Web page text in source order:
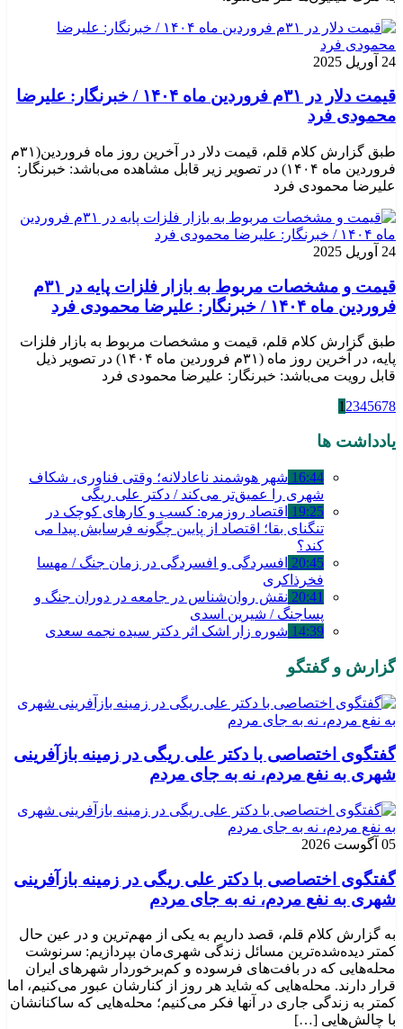
24 آوریل 2025
قیمت دلار در ۳۱م فروردین ماه ۱۴۰۴ / خبرنگار: علیرضا
محمودی فرد
طبق گزارش کلام قلم، قیمت دلار در آخرین روز ماه فروردین(۳۱م
فروردین ماه ۱۴۰۴) در تصویر زیر قابل مشاهده می‌باشد: خبرنگار:
علیرضا محمودی فرد
24 آوریل 2025
قیمت و مشخصات مربوط به بازار فلزات پایه در ۳۱م
فروردین ماه ۱۴۰۴ / خبرنگار: علیرضا محمودی فرد
طبق گزارش کلام قلم، قیمت و مشخصات مربوط به بازار فلزات
پایه، در آخرین روز ماه (۳۱م فروردین ماه ۱۴۰۴) در تصویر ذیل
قابل رویت می‌باشد: خبرنگار: علیرضا محمودی فرد
12345678
یادداشت ها
16:44 شهر هوشمند ناعادلانه؛ وقتی فناوری، شکاف
شهری را عمیق‌تر می‌کند / دکتر علی ریگی
19:25 اقتصاد روزمره: کسب‌ و کارهای کوچک در
تنگنای بقا؛ اقتصاد از پایین چگونه فرسایش پیدا می
کند؟
20:45 افسردگی و افسردگی در زمان جنگ / مهسا
فخرذاکری
20:41 نقش روان‌شناس در جامعه در دوران جنگ و
پساجنگ / شیرین اسدی
14:39 شوره زار اشک اثر دکتر سیده نجمه سعدی
گزارش و گفتگو
گفتگوی اختصاصی با دکتر علی ریگی در زمینه بازآفرینی
شهری به نفع مردم، نه به جای مردم
05 آگوست 2026
گفتگوی اختصاصی با دکتر علی ریگی در زمینه بازآفرینی
شهری به نفع مردم، نه به جای مردم
به گزارش کلام قلم، قصد داریم به یکی از مهم‌ترین و در عین حال
کمتر دیده‌شده‌ترین مسائل زندگی شهری‌مان بپردازیم: سرنوشت
محله‌هایی که در بافت‌های فرسوده و کم‌برخوردار شهرهای ایران
قرار دارند. محله‌هایی که شاید هر روز از کنارشان عبور می‌کنیم، اما
کمتر به زندگی جاری در آنها فکر می‌کنیم؛ محله‌هایی که ساکنانشان
با چالش‌هایی […]